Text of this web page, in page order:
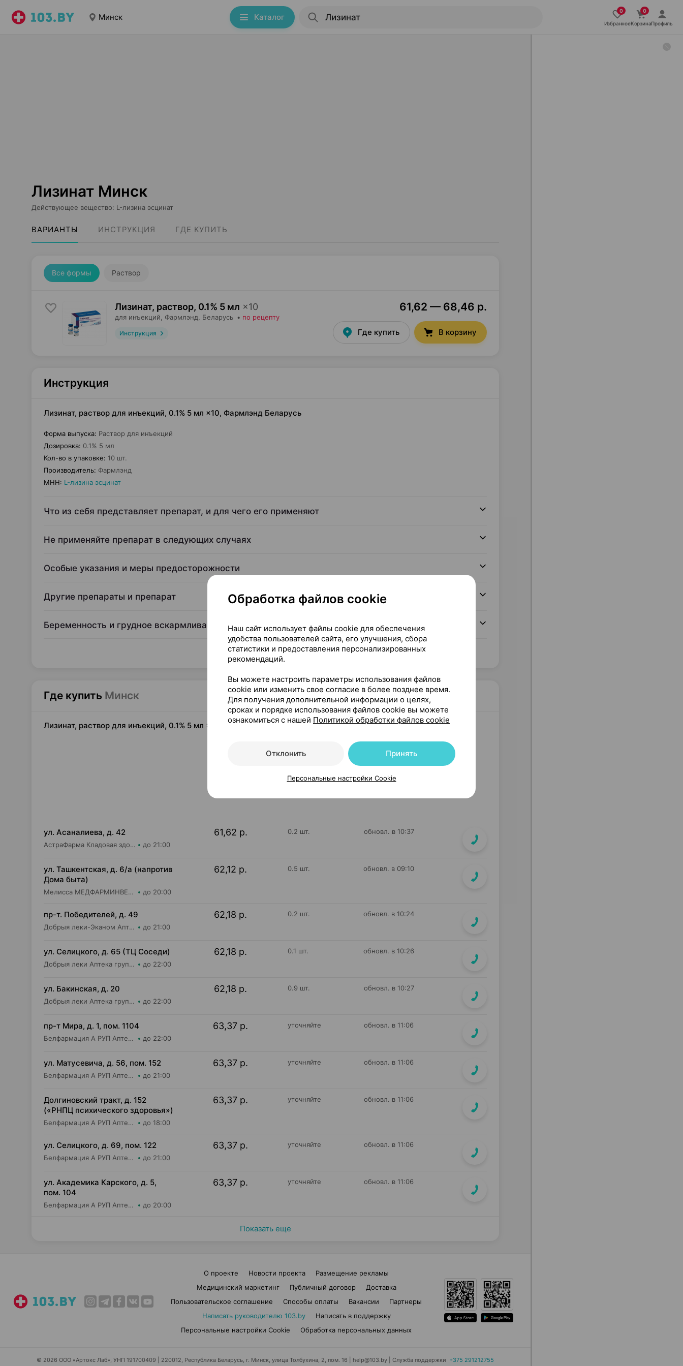
Минск Каталог
ИзбранноеКорзинаПрофиль
Лизинат Минск
Действующее вещество: L-лизина эсцинат
ВАРИАНТЫ ИНСТРУКЦИЯ ГДЕ КУПИТЬ
Все формы Раствор
Лизинат, раствор, 0.1% 5 мл ×10
для инъекций, Фармлэнд , Беларусь • по рецепту
Инструкция
61,62 — 68,46 р.
Где купить В корзину
Инструкция
Лизинат, раствор для инъекций, 0.1% 5 мл ×10, Фармлэнд Беларусь
Форма выпуска: Раствор для инъекций
Дозировка: 0.1% 5 мл
Кол-во в упаковке: 10 шт.
Производитель: Фармлэнд
МНН: L-лизина эсцинат
Что из себя представляет препарат, и для чего его применяют
Не применяйте препарат в следующих случаях
Особые указания и меры предосторожности
Другие препараты и препарат
Беременность и грудное вскармливание
Читать полностью
Где купить Минск
Лизинат, раствор для инъекций, 0.1% 5 мл ×10, Фармлэнд Беларусь
ул. Асаналиева, д. 42
АстраФарма Кладовая здоровья ООО Аптека №10 до 21:00
61,62 р. 0.2 шт. обновл. в 10:37
ул. Ташкентская, д. 6/а (напротив
Дома быта)
Мелисса МЕДФАРМИНВЕСТ УП Аптека №2 до 20:00
62,12 р. 0.5 шт. обновл. в 09:10
пр-т. Победителей, д. 49
Добрыя леки-Эканом Аптека групп Центр ООО Аптека №24 до 21:00
62,18 р. 0.2 шт. обновл. в 10:24
ул. Селицкого, д. 65 (ТЦ Соседи)
Добрыя леки Аптека групп Центр ООО Аптека №47 до 22:00
62,18 р. 0.1 шт. обновл. в 10:26
ул. Бакинская, д. 20
Добрыя леки Аптека групп Центр ООО Аптека №84 до 22:00
62,18 р. 0.9 шт. обновл. в 10:27
пр-т Мира, д. 1, пом. 1104
Белфармация А РУП Аптека №100 до 22:00
63,37 р. уточняйте обновл. в 11:06
ул. Матусевича, д. 56, пом. 152
Белфармация А РУП Аптека №68 до 21:00
63,37 р. уточняйте обновл. в 11:06
Долгиновский тракт, д. 152
(«РНПЦ психического здоровья»)
Белфармация А РУП Аптека №8 до 18:00
63,37 р. уточняйте обновл. в 11:06
ул. Селицкого, д. 69, пом. 122
Белфармация А РУП Аптека №102 до 21:00
63,37 р. уточняйте обновл. в 11:06
ул. Академика Карского, д. 5,
пом. 104
Белфармация А РУП Аптека №113 до 20:00
63,37 р. уточняйте обновл. в 11:06
Показать еще
О проекте Новости проекта
Размещение рекламы
Медицинский маркетинг
Публичный договор
Доставка
Пользовательское соглашение
Способы оплаты Вакансии
Партнеры
Написать руководителю 103.by
Написать в поддержку
Персональные настройки Cookie
Обработка персональных данных
© 2026 ООО «Артокс Лаб», УНП 191700409 | 220012, Республика Беларусь, г. Минск, улица Толбухина, 2, пом. 16 | help@103.by Служба поддержки +375 291212755
Обработка файлов cookie
Наш сайт использует файлы cookie для обеспечения
удобства пользователей сайта, его улучшения, сбора
статистики и предоставления персонализированных
рекомендаций.
Вы можете настроить параметры использования файлов
cookie или изменить свое согласие в более позднее время.
Для получения дополнительной информации о целях,
сроках и порядке использования файлов cookie вы можете
ознакомиться с нашей Политикой обработки файлов cookie
Отклонить Принять
Персональные настройки Cookie